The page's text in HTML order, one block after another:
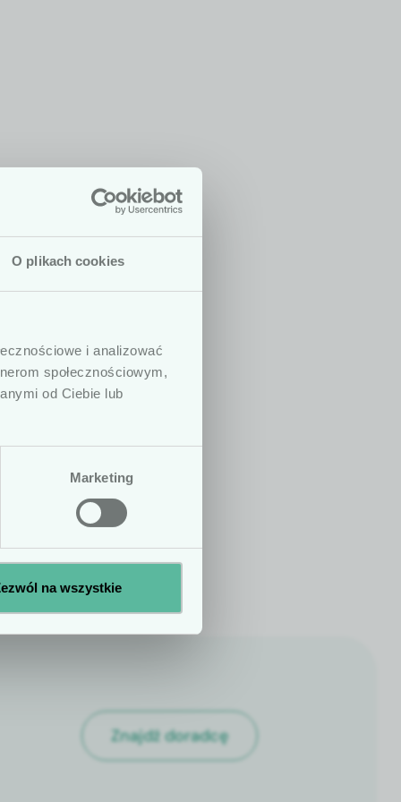
O plikach cookies
i analizować
społecznościowym,
od Ciebie lub
Marketing
na wszystkie
Znajdź doradcę
W
prowadzących
Podkreślamy,
zaleceń
Tak